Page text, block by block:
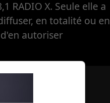
RADIO X. Seule elle a
en totalité ou en
autoriser